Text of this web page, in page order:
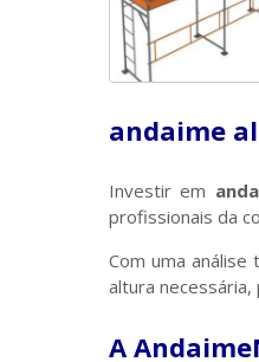
andaime
Investir em
profissionais da
Com uma
altura
A